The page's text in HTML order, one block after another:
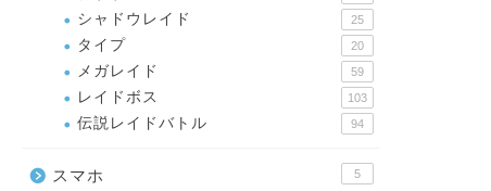
シャドウレイド 25
タイプ 20
メガレイド 59
レイドボス 103
伝説レイドバトル 94
スマホ 5